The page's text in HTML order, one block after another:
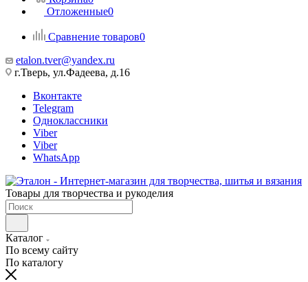
Отложенные0
Сравнение товаров0
etalon.tver@yandex.ru
г.Тверь, ул.Фадеева, д.16
Вконтакте
Telegram
Одноклассники
Viber
Viber
WhatsApp
Товары для творчества и рукоделия
Каталог
По всему сайту
По каталогу